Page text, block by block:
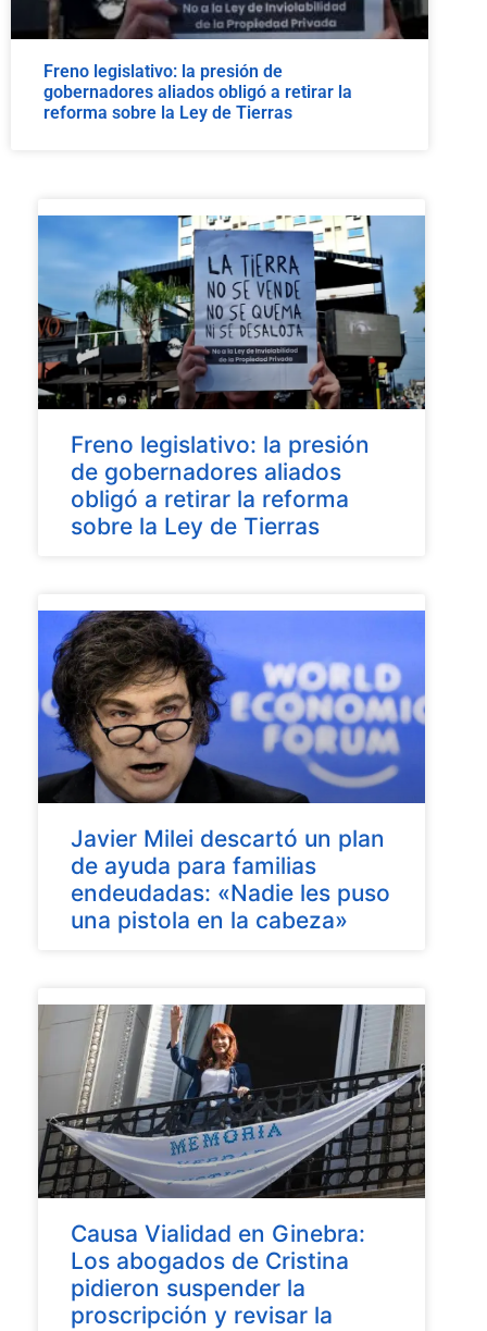
Freno legislativo: la presión de
gobernadores aliados obligó a retirar la
reforma sobre la Ley de Tierras
Freno legislativo: la presión
de gobernadores aliados
obligó a retirar la reforma
sobre la Ley de Tierras
Javier Milei descartó un plan
de ayuda para familias
endeudadas: «Nadie les puso
una pistola en la cabeza»
Causa Vialidad en Ginebra:
Los abogados de Cristina
pidieron suspender la
proscripción y revisar la